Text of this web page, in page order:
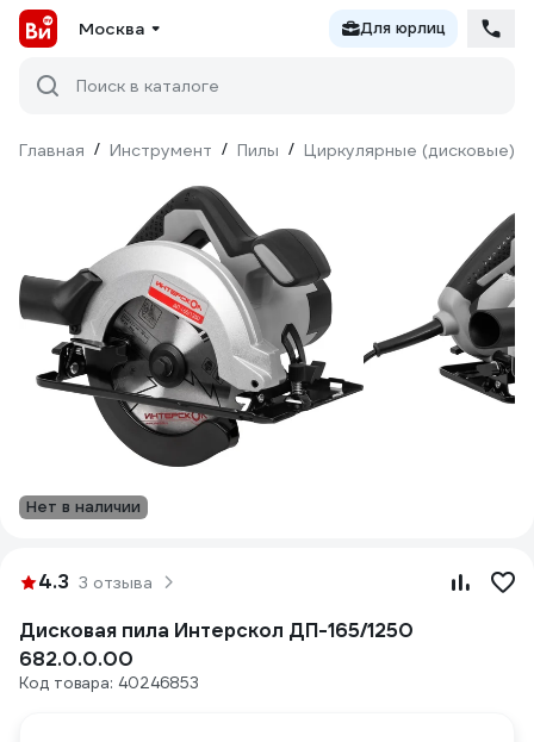
Москва Для юрлиц
Поиск в каталоге
Главная / Инструмент / Пилы / Циркулярные (дисковые)
Нет в наличии
4.3 3 отзыва
Дисковая пила Интерскол ДП-165/1250
682.0.0.00
Код товара: 40246853